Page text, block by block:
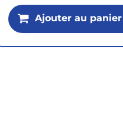
Ajouter au panier